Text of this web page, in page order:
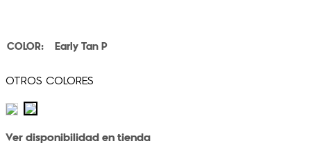
Early Tan P
Ver disponibilidad en tienda